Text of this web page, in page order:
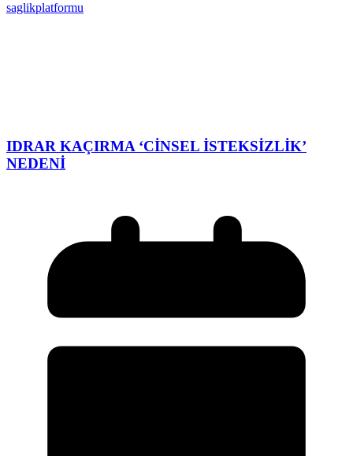
saglikplatformu
IDRAR KAÇIRMA ‘CİNSEL İSTEKSİZLİK’
NEDENİ